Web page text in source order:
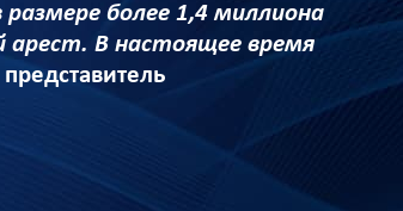
более 1,4 миллиона
арест. В настоящее время
представитель